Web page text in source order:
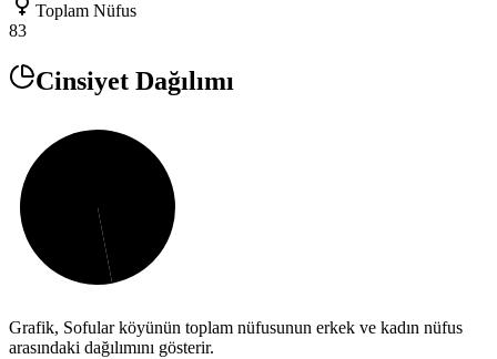
Toplam Nüfus
83
Cinsiyet Dağılımı
Grafik, Sofularköyünün toplam nüfusunun erkek ve kadın nüfus
arasındaki dağılımını gösterir.